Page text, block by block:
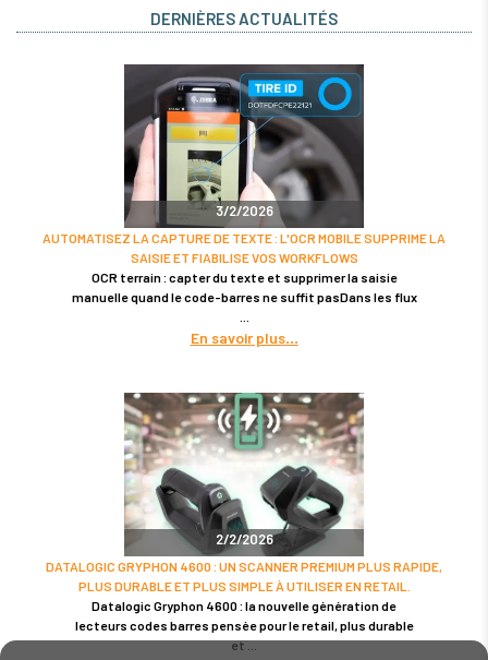
DERNIÈRES ACTUALITÉS
3/2/2026
AUTOMATISEZ LA CAPTURE DE TEXTE : L'OCR MOBILE SUPPRIME LA
SAISIE ET FIABILISE VOS WORKFLOWS
OCR terrain : capter du texte et supprimer la saisie
manuelle quand le code-barres ne suffit pasDans les flux
En savoir plus
2/2/2026
DATALOGIC GRYPHON 4600 : UN SCANNER PREMIUM PLUS RAPIDE,
PLUS DURABLE ET PLUS SIMPLE À UTILISER EN RETAIL.
Datalogic Gryphon 4600 : la nouvelle génération de
lecteurs codes barres pensée pour le retail, plus durable
et